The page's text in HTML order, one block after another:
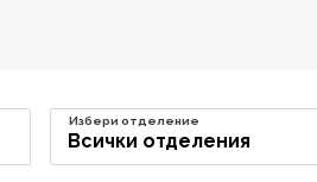
Всички отделения
Избери отделение